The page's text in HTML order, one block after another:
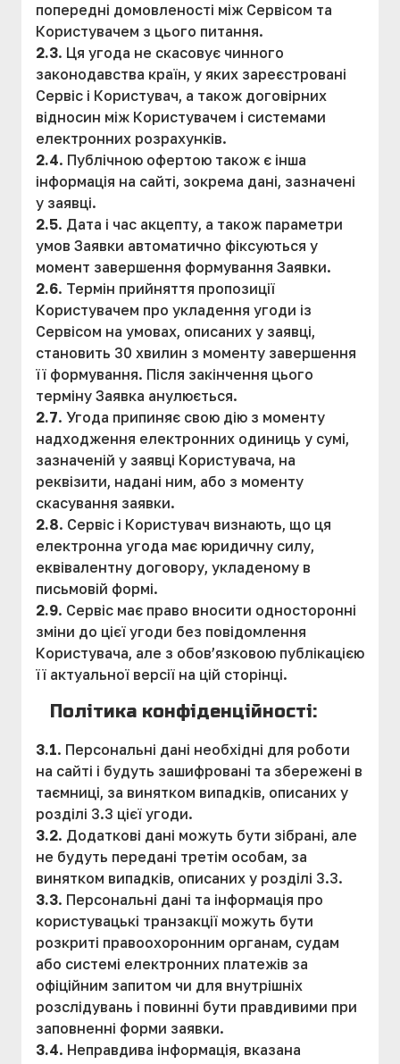
попередні домовленості між Сервісом та
Користувачем з цього питання.
2.3. Ця угода не скасовує чинного
законодавства країн, у яких зареєстровані
Сервіс і Користувач, а також договірних
відносин між Користувачем і системами
електронних розрахунків.
2.4. Публічною офертою також є інша
інформація на сайті, зокрема дані, зазначені
у заявці.
2.5. Дата і час акцепту, а також параметри
умов Заявки автоматично фіксуються у
момент завершення формування Заявки.
2.6. Термін прийняття пропозиції
Користувачем про укладення угоди із
Сервісом на умовах, описаних у заявці,
становить 30 хвилин з моменту завершення
її формування. Після закінчення цього
терміну Заявка анулюється.
2.7. Угода припиняє свою дію з моменту
надходження електронних одиниць у сумі,
зазначеній у заявці Користувача, на
реквізити, надані ним, або з моменту
скасування заявки.
2.8. Сервіс і Користувач визнають, що ця
електронна угода має юридичну силу,
еквівалентну договору, укладеному в
письмовій формі.
2.9. Сервіс має право вносити односторонні
зміни до цієї угоди без повідомлення
Користувача, але з обов’язковою публікацією
її актуальної версії на цій сторінці.
Політика конфіденційності:
3.1. Персональні дані необхідні для роботи
на сайті і будуть зашифровані та збережені в
таємниці, за винятком випадків, описаних у
розділі 3.3 цієї угоди.
3.2. Додаткові дані можуть бути зібрані, але
не будуть передані третім особам, за
винятком випадків, описаних у розділі 3.3.
3.3. Персональні дані та інформація про
користувацькі транзакції можуть бути
розкриті правоохоронним органам, судам
або системі електронних платежів за
офіційним запитом чи для внутрішніх
розслідувань і повинні бути правдивими при
заповненні форми заявки.
3.4. Неправдива інформація, вказана